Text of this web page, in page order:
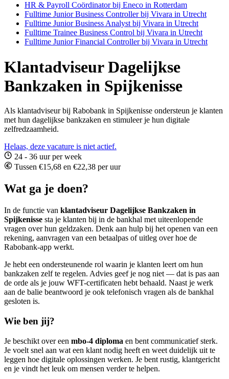
HR & Payroll Coördinator bij Eneco in Rotterdam
Fulltime Junior Business Controller bij Vivara in Utrecht
Fulltime Junior Business Analyst bij Vivara in Utrecht
Fulltime Trainee Business Control bij Vivara in Utrecht
Fulltime Junior Financial Controller bij Vivara in Utrecht
Klantadviseur Dagelijkse
Bankzaken in Spijkenisse
Als klantadviseur bij Rabobank in Spijkenisse ondersteun je klanten
met hun dagelijkse bankzaken en stimuleer je hun digitale
zelfredzaamheid.
Helaas, deze vacature is niet actief.
24 - 36 uur per week
Tussen €15,68 en €22,38 per uur
Wat ga je doen?
In de functie van klantadviseur Dagelijkse Bankzaken in
Spijkenisse sta je klanten bij in de bankhal met uiteenlopende
vragen over hun geldzaken. Denk aan hulp bij het openen van een
rekening, aanvragen van een betaalpas of uitleg over hoe de
Rabobank-app werkt.
Je hebt een ondersteunende rol waarin je klanten leert om hun
bankzaken zelf te regelen. Advies geef je nog niet — dat is pas aan
de orde als je jouw WFT-certificaten hebt behaald. Naast je werk
aan de balie beantwoord je ook telefonisch vragen als de bankhal
gesloten is.
Wie ben jij?
Je beschikt over een mbo-4 diploma en bent communicatief sterk.
Je voelt snel aan wat een klant nodig heeft en weet duidelijk uit te
leggen hoe digitale oplossingen werken. Je bent rustig, klantgericht
en je vindt het leuk om mensen verder te helpen.